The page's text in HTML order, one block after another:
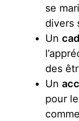
se
divers
Un
des
Un
pour